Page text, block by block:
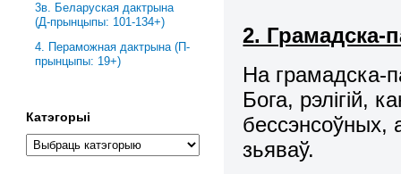
2. Грамадска-
На грамадска-
Бога, рэлігій,
бессэнсоўных,
зьяваў.
3в. Беларуская дактрына
(Д-прынцыпы: 101-134+)
4. Пераможная дактрына (П-
прынцыпы: 19+)
Катэгорыі